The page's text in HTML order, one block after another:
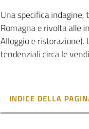
Una specifica
Romagna e rivolta alle
Alloggio e
tendenziali circa le
INDICE DELLA